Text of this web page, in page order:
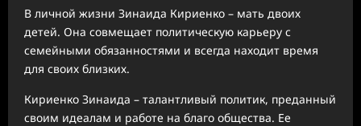
В личной жизни Зинаида Кириенко – мать двоих
детей. Она совмещает политическую карьеру с
семейными обязанностями и всегда находит время
для своих близких.
Кириенко Зинаида – талантливый политик, преданный
своим идеалам и работе на благо общества. Ее